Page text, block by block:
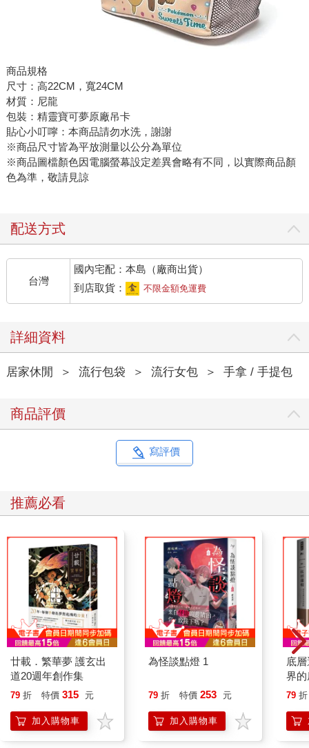
商品規格
尺寸：高22CM，寬24CM
材質：尼龍
包裝：精靈寶可夢原廠吊卡
貼心小叮嚀：本商品請勿水洗，謝謝
※商品尺寸皆為平放測量以公分為單位
※商品圖檔顏色因電腦螢幕設定差異會略有不同，以實際商品顏
色為準，敬請見諒
配送方式
台灣
國內宅配：本島（廠商出貨）
到店取貨：
不限金額免運費
詳細資料
居家休閒 ＞ 流行包袋 ＞ 流行女包 ＞ 手拿 / 手提包
商品評價
寫評價
推薦必看
廿載．繁華夢 護玄出
道20週年創作集
79 折 特價 315 元
加入購物車
為怪談點燈 1
79 折 特價 253 元
加入購物車
底
界
79 折